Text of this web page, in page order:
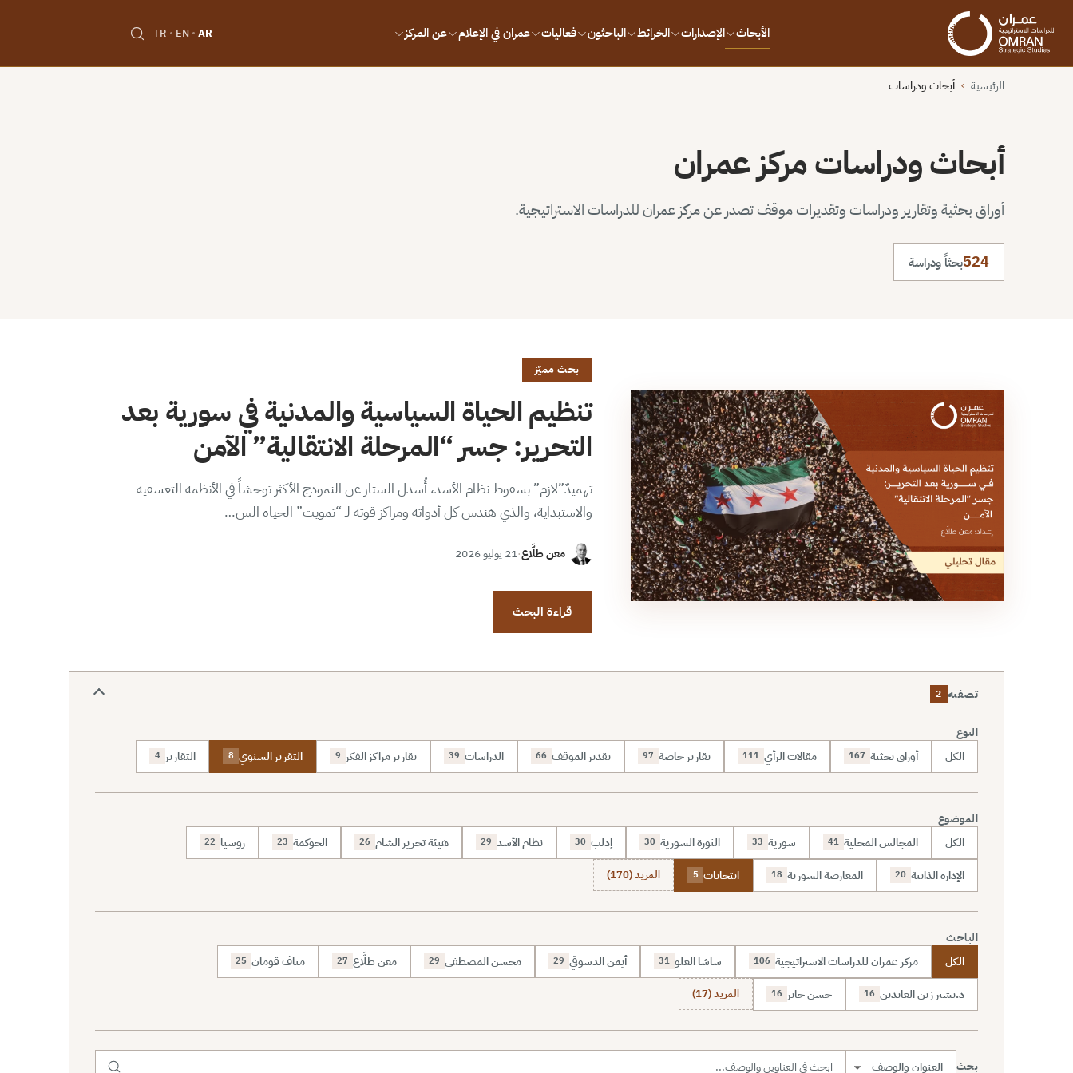
الأبحاث الإصدارات الخرائط الباحثون فعاليات عمران في الإعلام عن المركز AR
EN
TR
الرئيسية › أبحاث ودراسات
أبحاث ودراسات مركز عمران
أوراق بحثية وتقارير ودراسات وتقديرات موقف تصدر عن مركز عمران للدراسات الاستراتيجية.
524بحثاً ودراسة
بحث مميّز
تنظيم الحياة السياسية والمدنية في سورية بعد
التحرير: جسر “المرحلة الانتقالية” الآمن
تهميدٌ”لازم” بسقوط نظام الأسد، أُسدل الستار عن النموذج الأكثر توحشاً في الأنظمة التعسفية
والاستبداية، والذي هندس كل أدواته ومراكز قوته لـ “تمويت” الحياة الس…
معن طلَّاع·21 يوليو 2026
قراءة البحث
تصفية 2
النوع
الكل أوراق بحثية 167 مقالات الرأي 111 تقارير خاصة 97 تقدير الموقف 66 الدراسات 39 تقارير مراكز الفكر 9 التقرير السنوي 8 التقارير 4
الموضوع
الكل المجالس المحلية 41 سورية 33 الثورة السورية 30 إدلب 30 نظام الأسد 29 هيئة تحرير الشام 26 الحوكمة 23 روسيا 22
الإدارة الذاتية 20 المعارضة السورية 18 انتخابات 5 المزيد (170)
الباحث
الكل مركز عمران للدراسات الاستراتيجية 106 ساشا العلو 31 أيمن الدسوقي 29 محسن المصطفى 29 معن طلَّاع 27 مناف قومان 25
د.بشير زين العابدين 16 حسن جابر 16 المزيد (17)
بحث